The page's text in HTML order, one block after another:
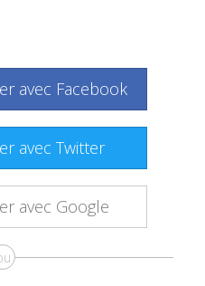
avec Facebook
avec Twitter
avec Google